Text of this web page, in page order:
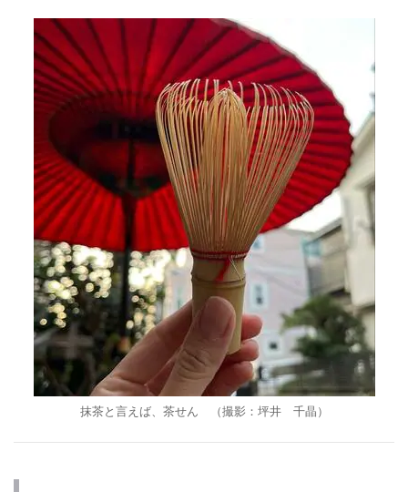
抹茶と言えば、茶せん （撮影：坪井 千晶）